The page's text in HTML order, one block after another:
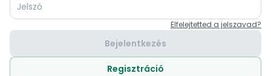
Jelszó
Elfelejtetted a jelszavad?
Bejelentkezés
Regisztráció